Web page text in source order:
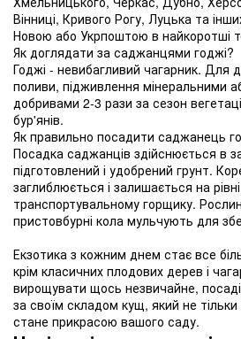
Вінниці, Кривого Рогу, Луцька та
Новою або Укрпоштою в найкоротші
Як доглядати за саджанцями годжі?
Годжі - невибагливий чагарник. Для
поливи, підживлення мінеральними
добривами 2-3 рази за сезон
бур'янів.
Як правильно посадити саджанець
Посадка саджанців здійснюється в
підготовлений і удобрений грунт.
заглиблюється і залишається на
транспортувальному горщику.
пристовбурні кола мульчують для
Екзотика з кожним днем стає все
крім класичних плодових дерев і
вирощувати щось незвичайне,
за своїм складом кущ, який не
стане прикрасою вашого саду.